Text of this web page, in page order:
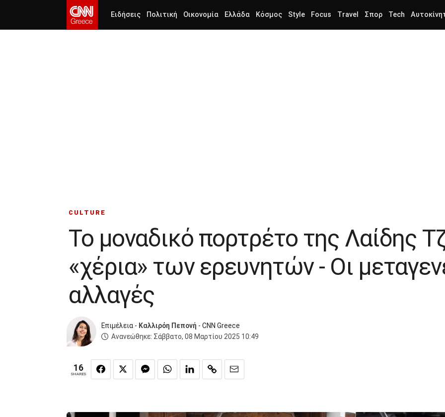
Ειδήσεις Πολιτική Οικονομία Ελλάδα Κόσμος Style Focus Travel Σπορ Tech
CULTURE
Το μοναδικό πορτρέτο της Λαίδης
«χέρια» των ερευνητών - Οι
αλλαγές
Επιμέλεια - Καλλιρόη Πεπονή - CNN Greece
Ανανεώθηκε: Σάββατο, 08 Μαρτίου 2025 10:49
16
SHARES